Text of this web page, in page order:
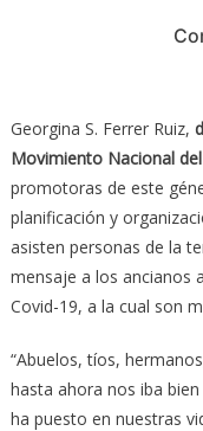
Georgina S. Ferrer Ruiz,
Movimiento Nacional
promotoras de este
planificación y
asisten personas de la
mensaje a los ancianos
Covid-19, a la cual son
“Abuelos, tíos,
hasta ahora nos iba
ha puesto en nuestras